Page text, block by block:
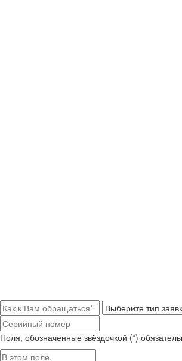
Поля, обозначенные звёздочкой (*)